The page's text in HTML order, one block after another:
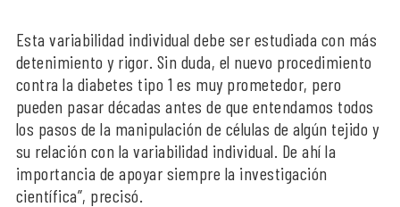
Esta variabilidad individual debe ser estudiada con más
detenimiento y rigor. Sin duda, el nuevo procedimiento
contra la diabetes tipo 1 es muy prometedor, pero
pueden pasar décadas antes de que entendamos todos
los pasos de la manipulación de células de algún tejido y
su relación con la variabilidad individual. De ahí la
importancia de apoyar siempre la investigación
científica”, precisó.